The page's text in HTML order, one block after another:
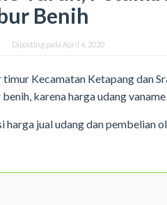
Benih
Diposting pada April 4, 2020
timur Kecamatan Ketapang dan
karena harga udang vaname
jual udang dan pembelian